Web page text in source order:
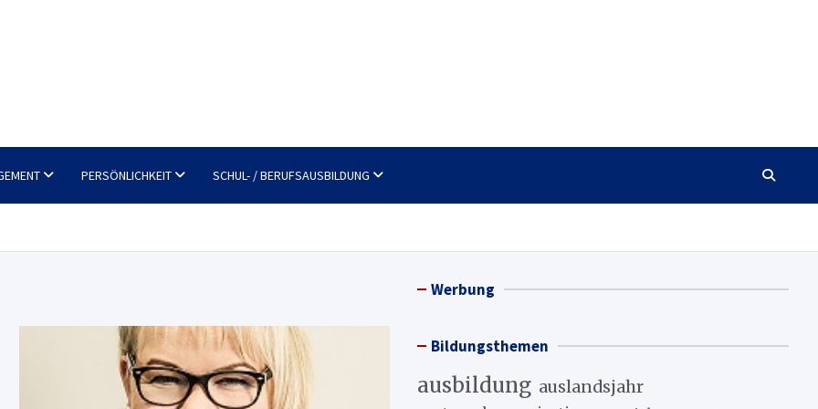
PERSÖNLICHKEIT SCHUL- / BERUFSAUSBILDUNG
Werbung
Bildungsthemen
ausbildung auslandsjahr